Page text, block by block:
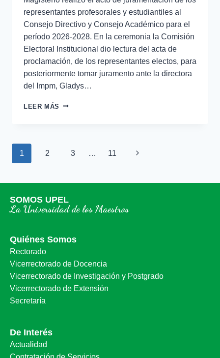
representantes profesorales y estudiantiles al
Consejo Directivo y Consejo Académico para el
período 2026-2028. En la ceremonia la Comisión
Electoral Institucional dio lectura del acta de
proclamación, de los representantes electos, para
posteriormente tomar juramento ante la directora
del Impm, Gladys…
LEER MÁS
1 2 3 … 11
SOMOS UPEL
La Universidad de los Maestros
Quiénes Somos
Rectorado
Vicerrectorado de Docencia
Vicerrectorado de Investigación y Postgrado
Vicerrectorado de Extensión
Secretaría
De Interés
Actualidad